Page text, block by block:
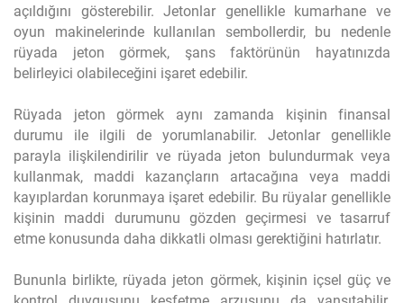
açıldığını gösterebilir. Jetonlar genellikle kumarhane ve
oyun makinelerinde kullanılan sembollerdir, bu nedenle
rüyada jeton görmek, şans faktörünün hayatınızda
belirleyici olabileceğini işaret edebilir.
Rüyada jeton görmek aynı zamanda kişinin finansal
durumu ile ilgili de yorumlanabilir. Jetonlar genellikle
parayla ilişkilendirilir ve rüyada jeton bulundurmak veya
kullanmak, maddi kazançların artacağına veya maddi
kayıplardan korunmaya işaret edebilir. Bu rüyalar genellikle
kişinin maddi durumunu gözden geçirmesi ve tasarruf
etme konusunda daha dikkatli olması gerektiğini hatırlatır.
Bununla birlikte, rüyada jeton görmek, kişinin içsel güç ve